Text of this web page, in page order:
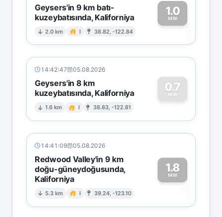
Geysers'in 9 km batı-
kuzeybatısında, Kaliforniya
2.0 km I 38.82, -122.84
1.0
MW1
14:42:47 05.08.2026
Geysers'in 8 km
kuzeybatısında, Kaliforniya
1.6 km I 38.83, -122.81
0.7
MW
0
14:41:09 05.08.2026
Redwood Valley'in 9 km
doğu-güneydoğusunda,
Kaliforniya
5.3 km I 39.24, -123.10
1.8
MW
1